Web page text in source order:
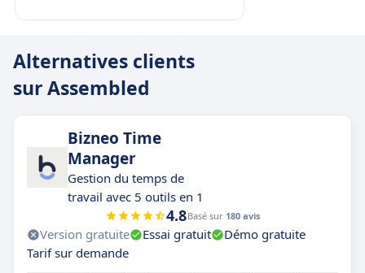
Alternatives clients
sur Assembled
Bizneo Time
Manager
Gestion du temps de
travail avec 5 outils en 1
4.8Basé sur 180 avis
Version gratuite Essai gratuit
Démo gratuite
Tarif sur demande